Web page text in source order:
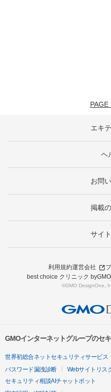
PAGE
エキ
ヘ
お問
掲載
サイ
利用規約運営会社
best choice クリニック byGMO
©GMO DesignOne,
GMOインターネットグループのセ
世界初総合ネットセキュリティサービス
パスワード漏洩診断
Webサイトリス
セキュリティ相談AIチャットボット